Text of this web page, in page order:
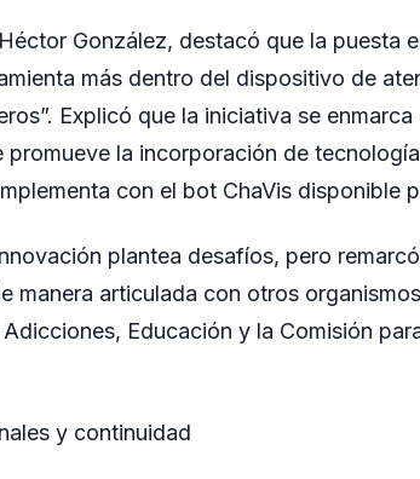
González, destacó que la puesta
más dentro del dispositivo de
Explicó que la iniciativa se
promueve la incorporación de
con el bot ChaVis disponible
plantea desafíos, pero
manera articulada con otros
Educación y la Comisión
y continuidad